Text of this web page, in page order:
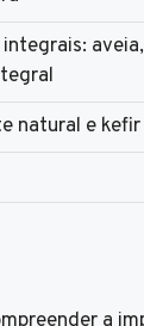
integrais:
natural e kefir